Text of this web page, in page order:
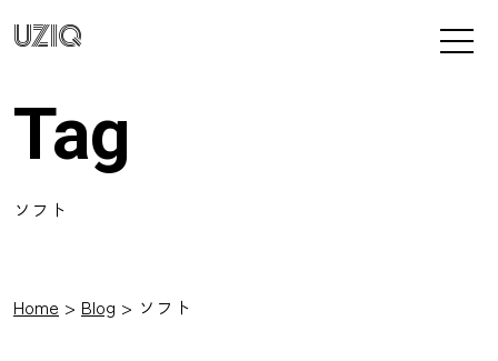
UZIQ
Tag
ソフト
Home Blog ソフト